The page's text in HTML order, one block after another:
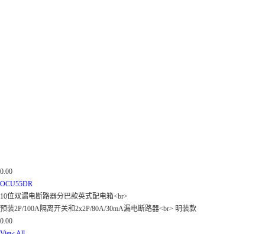
0.00
OCU55DR
10位双漏电断路器分巴款英式配电箱<br>
预装2P/100A隔离开关和2x2P/80A/30mA漏电断路器<br> 明装款
0.00